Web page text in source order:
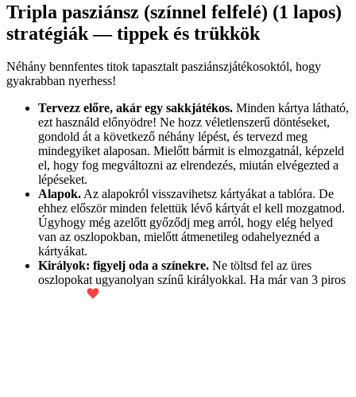
Tripla pasziánsz (színnel felfelé) (1 lapos)
stratégiák — tippek és trükkök
Néhány bennfentes titok tapasztalt pasziánszjátékosoktól, hogy
gyakrabban nyerhess!
Tervezz előre, akár egy sakkjátékos. Minden kártya látható,
ezt használd előnyödre! Ne hozz véletlenszerű döntéseket,
gondold át a következő néhány lépést, és tervezd meg
mindegyiket alaposan. Mielőtt bármit is elmozgatnál, képzeld
el, hogy fog megváltozni az elrendezés, miután elvégezted a
lépéseket.
Alapok.Az alapokról visszavihetsz kártyákat a tablóra. De
ehhez először minden felettük lévő kártyát el kell mozgatnod.
Úgyhogy még azelőtt győződj meg arról, hogy elég helyed
van az oszlopokban, mielőtt átmenetileg odahelyeznéd a
kártyákat.
Királyok: figyelj oda a színekre. Ne töltsd fel az üres
oszlopokat ugyanolyan színű királyokkal. Ha már van 3 piros